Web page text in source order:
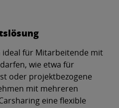
ideal für Mitarbeitende mit
wie etwa für
oder projektbezogene
mit mehreren
eine flexible